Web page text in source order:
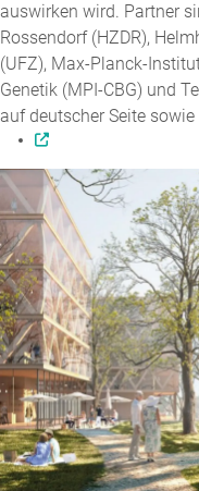
auswirken wird. Partner
Rossendorf (HZDR),
(UFZ), Max-Planck-
Genetik (MPI-CBG) und
auf deutscher Seite